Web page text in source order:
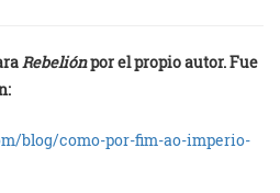
Rebeliónpor el propio autor. Fue
blog/como-por-fim-ao-imperio-